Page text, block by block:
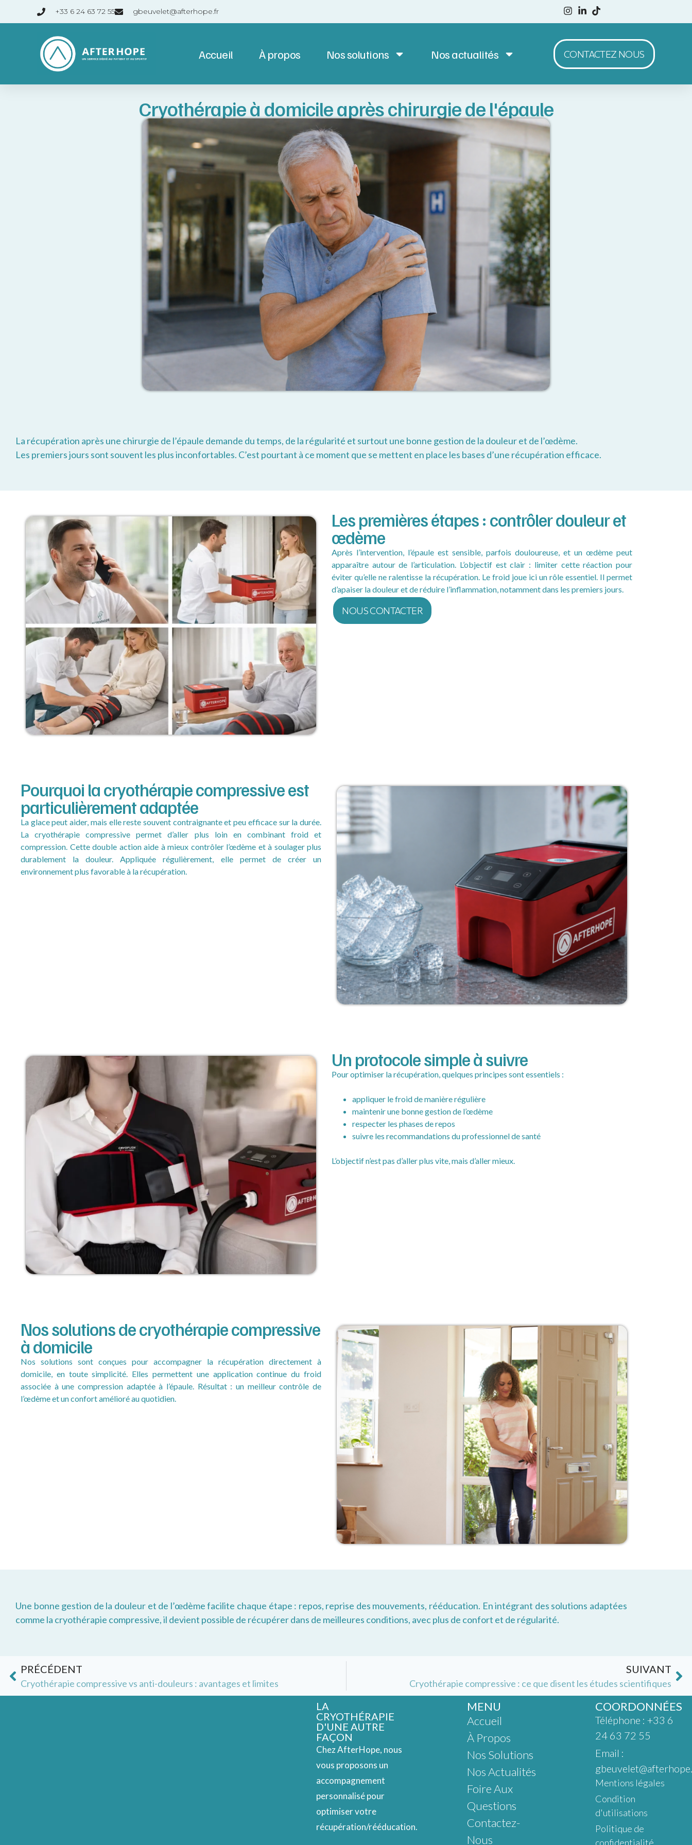
+33 6 24 63 72 55 gbeuvelet@afterhope.fr
Accueil À propos Nos solutions Nos actualités CONTACTEZ NOUS
Cryothérapie à domicile après chirurgie de l'épaule
La récupération après une chirurgie de l’épaule demande du temps, de la régularité et surtout une bonne gestion de la douleur et de l’œdème.
Les premiers jours sont souvent les plus inconfortables. C’est pourtant à ce moment que se mettent en place les bases d’une récupération efficace.
Les premières étapes : contrôler douleur et
œdème
Après l’intervention, l’épaule est sensible, parfois douloureuse, et un œdème peut
apparaître autour de l’articulation. L’objectif est clair : limiter cette réaction pour
éviter qu’elle ne ralentisse la récupération. Le froid joue ici un rôle essentiel. Il permet
d’apaiser la douleur et de réduire l’inflammation, notamment dans les premiers jours.
NOUS CONTACTER
Pourquoi la cryothérapie compressive est
particulièrement adaptée
La glace peut aider, mais elle reste souvent contraignante et peu efficace sur la durée.
La cryothérapie compressive permet d’aller plus loin en combinant froid et
compression. Cette double action aide à mieux contrôler l’œdème et à soulager plus
durablement la douleur. Appliquée régulièrement, elle permet de créer un
environnement plus favorable à la récupération.
Un protocole simple à suivre
Pour optimiser la récupération, quelques principes sont essentiels :
appliquer le froid de manière régulière
maintenir une bonne gestion de l’œdème
respecter les phases de repos
suivre les recommandations du professionnel de santé
L’objectif n’est pas d’aller plus vite, mais d’aller mieux.
Nos solutions de cryothérapie compressive
à domicile
Nos solutions sont conçues pour accompagner la récupération directement à
domicile, en toute simplicité. Elles permettent une application continue du froid
associée à une compression adaptée à l’épaule. Résultat : un meilleur contrôle de
l’œdème et un confort amélioré au quotidien.
Une bonne gestion de la douleur et de l’œdème facilite chaque étape : repos, reprise des mouvements, rééducation. En intégrant des solutions adaptées
comme la cryothérapie compressive, il devient possible de récupérer dans de meilleures conditions, avec plus de confort et de régularité.
PRÉCÉDENT
Cryothérapie compressive vs anti-douleurs : avantages et limites
SUIVANT
Cryothérapie compressive : ce que disent les études scientifiques
LA
CRYOTHÉRAPIE
D'UNE AUTRE
FAÇON
Chez AfterHope, nous
vous proposons un
accompagnement
personnalisé pour
optimiser votre
récupération/rééducation.
MENU
Accueil
À Propos
Nos Solutions
Nos Actualités
Foire Aux
Questions
Contactez-
Nous
COORDONNÉES
Téléphone : +33 6
24 63 72 55
Email :
Mentions légales
Condition
d'utilisations
Politique de
confidentialité